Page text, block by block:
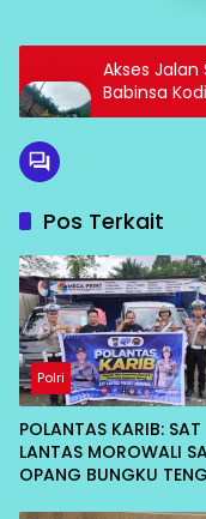
Akses
Babinsa
Molino
Pos Terkait
Polri
POLANTAS KARIB: SAT
LANTAS MOROWALI
OPANG BUNGKU